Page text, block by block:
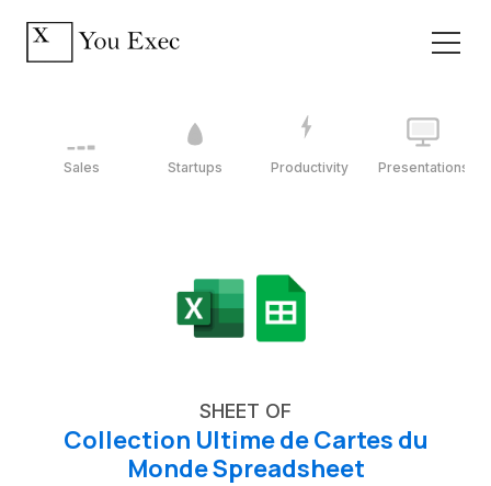
Sales Startups Productivity Presentations
SHEET OF
Collection Ultime de Cartes du
Monde Spreadsheet